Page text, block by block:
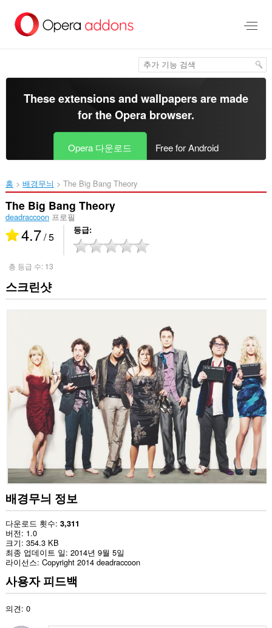
건
These extensions and wallpapers are made
for theOpera browser.
Opera 다운로드 Free for Android
홈 배경무늬 The Big Bang Theory‎
The Big Bang Theory
deadraccoon프로필
4.7/ 5 등급
총 등급 수: 13
스크린샷
배경무늬 정보
다운로드 횟수 3,311
버전 1.0
크기 354.3 KB
최종 업데이트 일 2014년 9월 5일
라이선스 Copyright 2014 deadraccoon
사용자 피드백
의견: 0